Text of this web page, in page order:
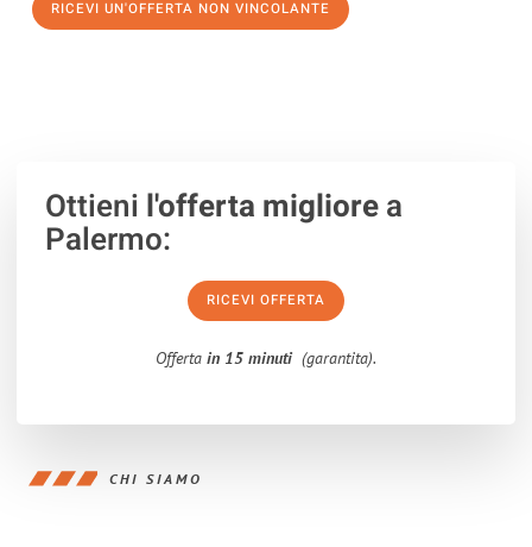
RICEVI UN'OFFERTA NON VINCOLANTE
Ottieni l'offerta migliorea
Palermo:
RICEVI OFFERTA
Offerta in 15 minuti (garantita).
CHI SIAMO